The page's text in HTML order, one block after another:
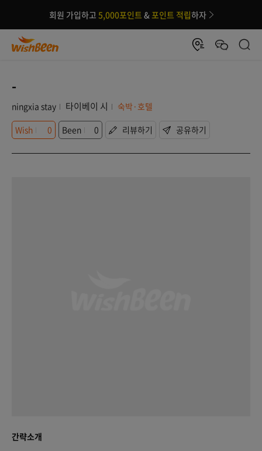
회원 가입하고 5,000포인트 &포인트 적립하자
-
ningxia stay 타이베이 시
숙박·호텔
Wish
0 Been 0 리뷰하기 공유하기
간략소개